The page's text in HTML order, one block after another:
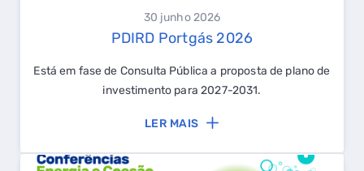
30 junho 2026
PDIRD Portgás 2026
Está em fase de Consulta Pública a proposta de plano de
investimento para 2027-2031.
LER MAIS